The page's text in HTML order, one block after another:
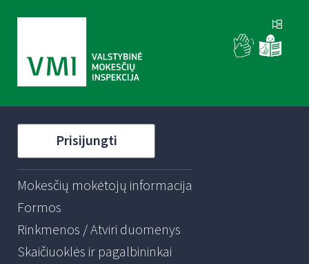
Prisijungti
Mokesčių mokėtojų informacija
Formos
Rinkmenos / Atviri duomenys
Skaičiuoklės ir pagalbininkai